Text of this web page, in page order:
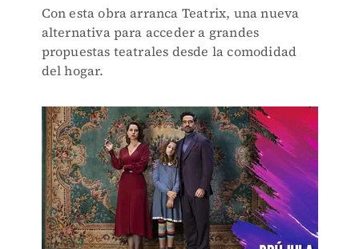
Con esta obra arranca Teatrix, una nueva
alternativa para acceder a grandes
propuestas teatrales desde la comodidad
del hogar.